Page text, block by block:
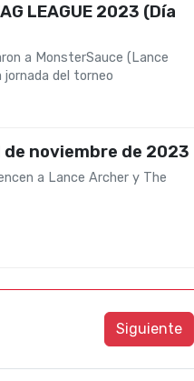
LEAGUE 2023 (Día
a MonsterSauce (Lance
jornada del torneo
de noviembre de 2023
a Lance Archer y The
Siguiente